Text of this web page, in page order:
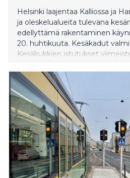
Helsinki laajentaa Kalliossa ja
ja oleskelualueita tulevana
edellyttämä rakentaminen
20. huhtikuuta. Kesäkadut
Kesäkukkien istutukset